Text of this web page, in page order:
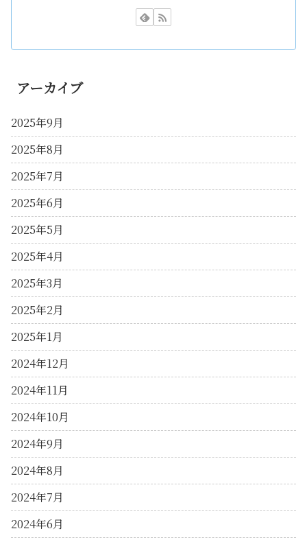
アーカイブ
2025年9月
2025年8月
2025年7月
2025年6月
2025年5月
2025年4月
2025年3月
2025年2月
2025年1月
2024年12月
2024年11月
2024年10月
2024年9月
2024年8月
2024年7月
2024年6月